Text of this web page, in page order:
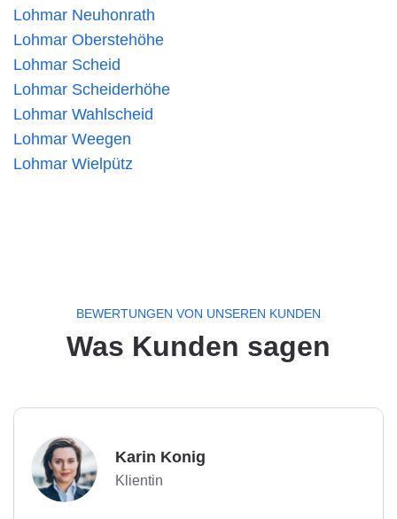
Lohmar Neuhonrath
Lohmar Oberstehöhe
Lohmar Scheid
Lohmar Scheiderhöhe
Lohmar Wahlscheid
Lohmar Weegen
Lohmar Wielpütz
BEWERTUNGEN VON UNSEREN KUNDEN
Was Kunden sagen
Karin Konig
Klientin